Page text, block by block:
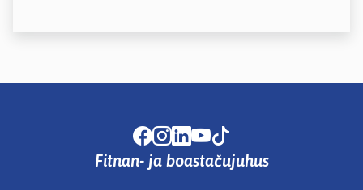
Facebook
Instagram
LinkedIn
Youtube
Fitnan- ja boastačujuhus